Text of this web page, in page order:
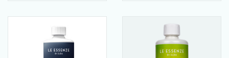
Met een grote verpakking kan je tot 100 keer wassen!